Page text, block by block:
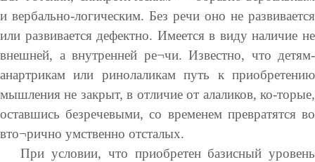
и вербально-логическим. Без речи оно не развивается
или развивается дефектно. Имеется в виду наличие не
внешней, а внутренней ре¬чи. Известно, что детям-
анартрикам или ринолаликам путь к приобретению
мышления не закрыт, в отличие от алаликов, ко-торые,
оставшись безречевыми, со временем превратятся во
вто¬рично умственно отсталых.
При условии, что приобретен базисный уровень